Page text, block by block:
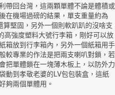
帶回台灣，這兩顆單體不論是體積或
在機場過磅的結果，單支重量約為
堅固，另外一個則軟趴趴的沒啥支
高強度塑料大號行李箱，剛好可以放
箱放到行李箱內，另外一個紙箱用手
較專業的作法是把兩支喇叭對鎖，若
把單體鎖在一塊薄木板上，以防外力
動到孝敬老婆的LV包包裝盒，這紙
夠兩個單體用。